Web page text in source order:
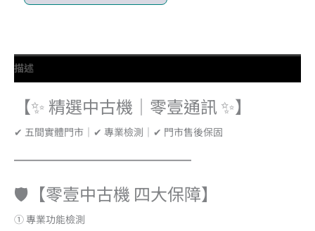
描述
【✨ 精選中古機｜零壹通訊 ✨】
✔ 五間實體門市｜✔ 專業檢測｜✔ 門市售後保固
━━━━━━━━━━━━━━━━━━
🛡️【零壹中古機 四大保障】
① 專業功能檢測